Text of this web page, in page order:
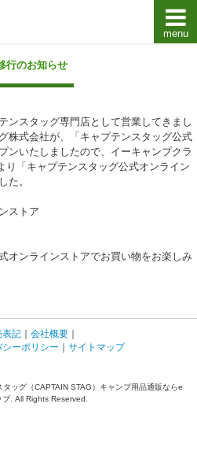
スタッグキャンプ用品通販店【eキャンプ
menu
行のお知らせ
ンスタッグ専門店として営業してきまし
株式会社が、「キャプテンスタッグ公式
ンいたしましたので、イーキャンプクラ
り「キャプテンスタッグ公式オンライン
た。
ストア
オンラインストアでお買い物をお楽しみ
表記 ｜ 会社概要 ｜
シーポリシー ｜ サイトマップ
ッグ（CAPTAIN STAG）キャンプ用品通販ならe
ブ. All Rights Reserved.